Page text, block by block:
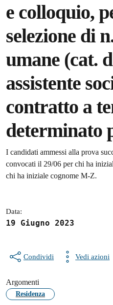
e colloquio,
selezione di
umane (cat.
assistente
contratto a
determinato
Dettagli della
I candidati ammessi alla prova
convocati il 29/06 per chi ha
chi ha iniziale cognome M-Z.
Data:
19 Giugno 2023
Condividi Vedi azioni
Argomenti
Residenza